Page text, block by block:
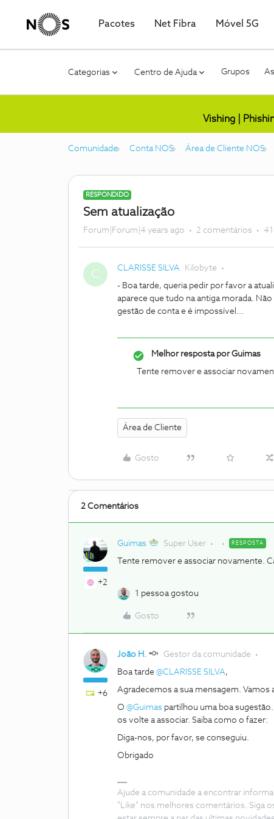
Pacotes Net Fibra Móvel 5G
Categorias Centro de Ajuda Grupos
Vishing |
Comunidade Conta NOS Área de Cliente NOS
RESPONDIDO
Sem atualização
Forum|Forum|4 years ago 2 comentários
C CLARISSE SILVA Kilobyte
- Boa tarde, queria pedir por favor a
aparece que tudo na antiga morada.
gestão de conta e é impossível...
Melhor resposta porGuimas
Tente remover e associar
Área de Cliente
Gosto
2 Comentários
+2
Guimas Super User RESPOSTA
Tente remover e associar novamente.
1 pessoa gostou
Gosto
+6
João H. Gestor da comunidade
Boa tarde @CLARISSE SILVA,
Agradecemos a sua mensagem. Vamos
O @Guimas partilhou uma boa
os volte a associar. Saiba como o fazer:
Diga-nos, por favor, se conseguiu.
Obrigado
Ajude a comunidade a encontrar
"Like" nos melhores comentários. Siga